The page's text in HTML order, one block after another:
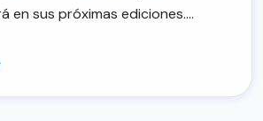
en sus próximas ediciones.…